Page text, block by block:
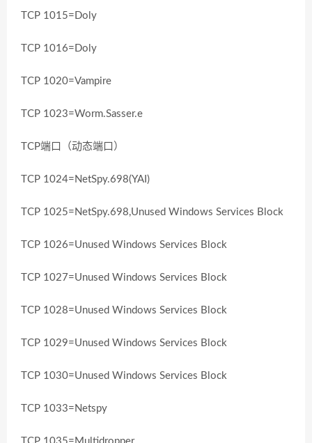
TCP 1015=Doly
TCP 1016=Doly
TCP 1020=Vampire
TCP 1023=Worm.Sasser.e
TCP端口（动态端口）
TCP 1024=NetSpy.698(YAI)
TCP 1025=NetSpy.698,Unused Windows Services Block
TCP 1026=Unused Windows Services Block
TCP 1027=Unused Windows Services Block
TCP 1028=Unused Windows Services Block
TCP 1029=Unused Windows Services Block
TCP 1030=Unused Windows Services Block
TCP 1033=Netspy